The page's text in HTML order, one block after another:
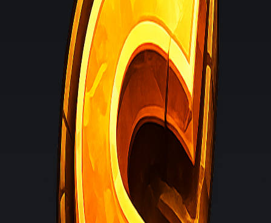
Premium+ Creator
Bewerbungen offen
Für Creator mit aktiver Community und regelmäßigem
Minecraft-Content.
250+ Abonnenten
250+ durchschnittliche Aufrufe pro Video